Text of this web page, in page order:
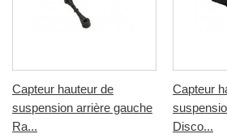
Capteur hauteur de
suspension arrière gauche
Ra...
Capteur
Disco...